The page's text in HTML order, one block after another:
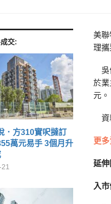
交:
．方310實呎撻訂
萬元易手 3個月升
美
理攜
吳
於
元。
資
更
延
入